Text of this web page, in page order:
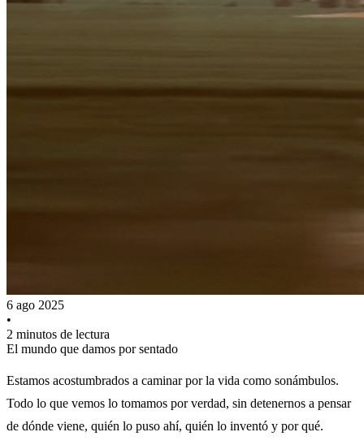
6 ago 2025
•
2 minutos de lectura
El mundo que damos por sentado
Estamos acostumbrados a caminar por la vida como sonámbulos.
Todo lo que vemos lo tomamos por verdad, sin detenernos a pensar
de dónde viene, quién lo puso ahí, quién lo inventó y por qué.